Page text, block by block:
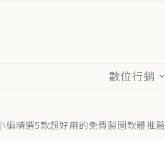
數位行銷
編精選5款超好用的免費製圖軟體推薦